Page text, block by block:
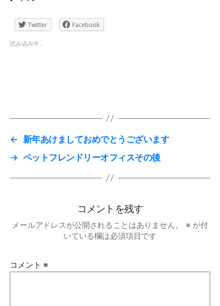
Twitter Facebook
読み込み中...
←
新年あけましておめでとうございます
→ ペットフレンドリーオフィスその後
コメントを残す
メールアドレスが公開されることはありません。 ※が付
いている欄は必須項目です
コメント ※